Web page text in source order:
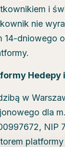
i
nie
14-dniowego
w
dla
NIP